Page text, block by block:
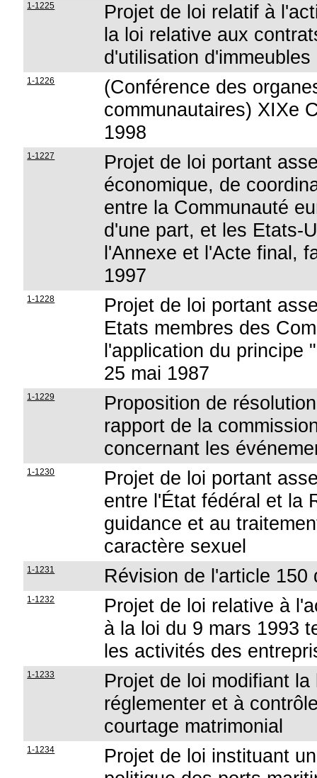
1-1225
Projet de loi relatif à
la loi relative aux
d'utilisation
1-1226
(Conférence des
communautaires) XIXe
1998
1-1227
Projet de loi portant
économique, de
entre la Communauté
d'une part, et les Etats-
l'Annexe et l'Acte final,
1997
1-1228
Projet de loi portant
Etats membres des
l'application du principe
25 mai 1987
1-1229
Proposition de
rapport de la
concernant les
1-1230
Projet de loi portant
entre l'État fédéral et la
guidance et au
caractère sexuel
1-1231 Révision de l'article 150
1-1232
Projet de loi relative à
à la loi du 9 mars 1993
les activités des
1-1233
Projet de loi modifiant
réglementer et à
courtage matrimonial
1-1234
Projet de loi instituant